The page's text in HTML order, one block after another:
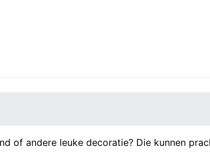
of andere leuke decoratie? Die kunnen